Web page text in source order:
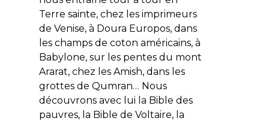
Terre sainte, chez les imprimeurs
de Venise, à Doura Europos, dans
les champs de coton américains, à
Babylone, sur les pentes du mont
Ararat, chez les Amish, dans les
grottes de Qumran… Nous
découvrons avec lui la Bible des
pauvres, la Bible de Voltaire, la